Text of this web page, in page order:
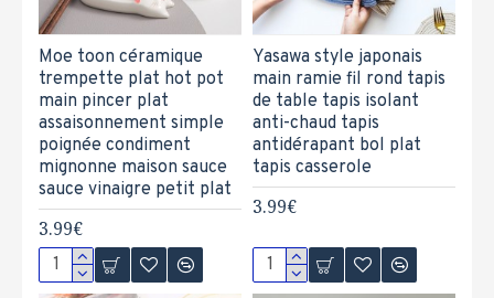
Moe toon céramique
trempette plat hot pot
main pincer plat
assaisonnement simple
poignée condiment
mignonne maison sauce
sauce vinaigre petit plat
3.99€
Yasawa style japonais
main ramie fil rond tapis
de table tapis isolant
anti-chaud tapis
antidérapant bol plat
tapis casserole
3.99€